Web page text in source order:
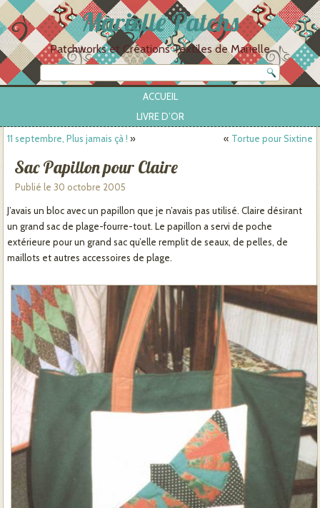
Marielle Patchs
Patchworks et Créations Textiles de Marielle
ACCUEIL
LIVRE D’OR
11 septembre, Plus jamais çà ! » « Tortue pour Sixtine
Sac Papillon pour Claire
Publié le 30 octobre 2005
J’avais un bloc avec un papillon que je n’avais pas utilisé. Claire désirant
un grand sac de plage-fourre-tout. Le papillon a servi de poche
extérieure pour un grand sac qu’elle remplit de seaux, de pelles, de
maillots et autres accessoires de plage.